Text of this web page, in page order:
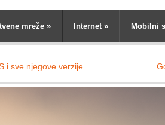
mreže » Internet» Mobilni
i sve njegove verzije